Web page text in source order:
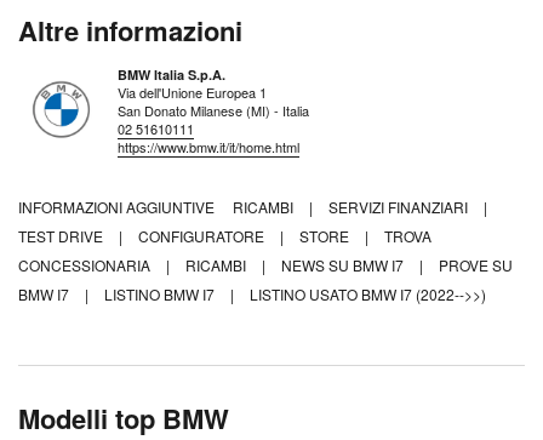
Altre informazioni
BMW Italia S.p.A.
Via dell'Unione Europea 1
San Donato Milanese (MI) - Italia
02 51610111
https://www.bmw.it/it/home.html
INFORMAZIONI AGGIUNTIVE RICAMBI | SERVIZI FINANZIARI
|
TEST DRIVE
| CONFIGURATORE | STORE |
TROVA
CONCESSIONARIA
| RICAMBI | NEWS SU BMW I7 |
PROVE SU
BMW I7
| LISTINO BMW I7 | LISTINO USATO BMW I7 (2022-->>)
Modelli top BMW